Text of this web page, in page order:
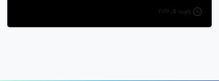
ژانویه 5, 2026